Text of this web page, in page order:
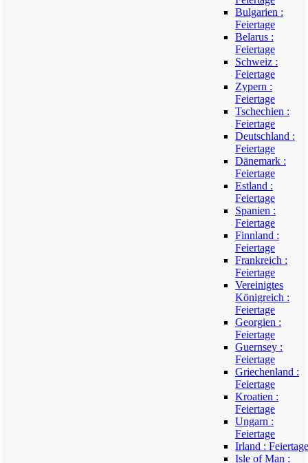
Bulgarien :
Feiertage
Belarus :
Feiertage
Schweiz :
Feiertage
Zypern :
Feiertage
Tschechien :
Feiertage
Deutschland :
Feiertage
Dänemark :
Feiertage
Estland :
Feiertage
Spanien :
Feiertage
Finnland :
Feiertage
Frankreich :
Feiertage
Vereinigtes
Königreich :
Feiertage
Georgien :
Feiertage
Guernsey :
Feiertage
Griechenland :
Feiertage
Kroatien :
Feiertage
Ungarn :
Feiertage
Irland : Feiertage
Isle of Man :